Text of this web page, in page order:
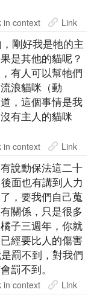
in context Link
剛好我是牠的主
是其他的貓呢？
有人可以幫牠們
浪貓咪（動
，這個事情是我
有主人的貓咪
in context Link
說動保法這二十
面也有講到人力
，要我們自己蒐
關係，只是很多
子三週年，你就
經要比人的傷害
罰不到，對我們
罰不到。
in context Link